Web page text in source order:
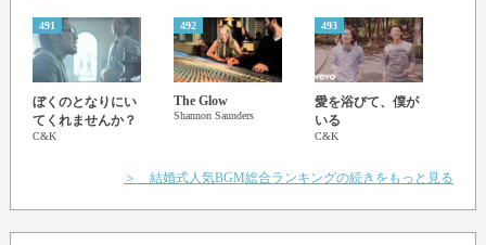
Baby, そばにいるよ
いつでもずっと
忘れないで
I said Baby, 心配しないで
消えないでしょ
C'mon Baby, ここにいるから
どんな時だって笑顔見せて
491
ぼくのとなりにい
てくれませんか？
C&K
492
The Glow
Shannon Saunders
493
愛を浴びて、僕が
いる
C&K
＞ 結婚式人気BGM総合ランキングの続きをもっと見る